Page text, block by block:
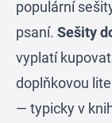
populární
psaní. Sešity
vyplatí
doplňkovou
— typicky v